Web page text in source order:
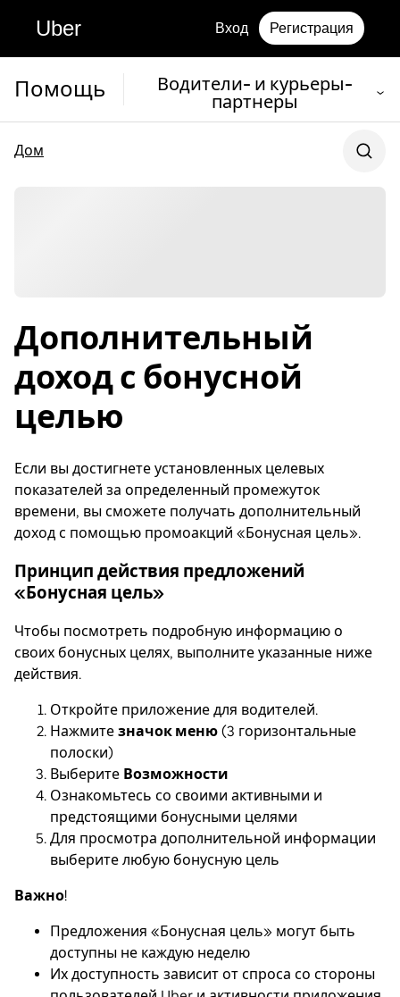
Uber Вход Регистрация
Помощь
Водители- и курьеры-
партнеры
Дом
Дополнительный
доход с бонусной
целью
Если вы достигнете установленных целевых
показателей за определенный промежуток
времени, вы сможете получать дополнительный
доход с помощью промоакций «Бонусная цель».
Принцип действия предложений
«Бонусная цель»
Чтобы посмотреть подробную информацию о
своих бонусных целях, выполните указанные ниже
действия.
Откройте приложение для водителей.
Нажмите значок меню (3 горизонтальные
полоски)
Выберите Возможности
Ознакомьтесь со своими активными и
предстоящими бонусными целями
Для просмотра дополнительной информации
выберите любую бонусную цель
Важно!
Предложения «Бонусная цель» могут быть
доступны не каждую неделю
Их доступность зависит от спроса со стороны